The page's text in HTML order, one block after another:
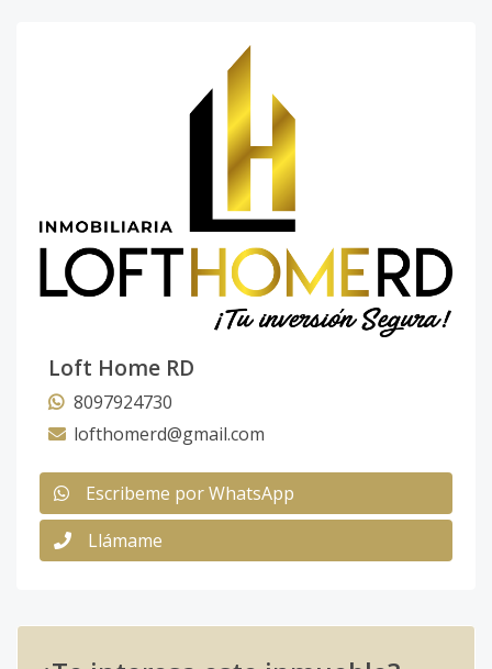
Loft Home RD
8097924730
lofthomerd@gmail.com
Escribeme por WhatsApp
Llámame